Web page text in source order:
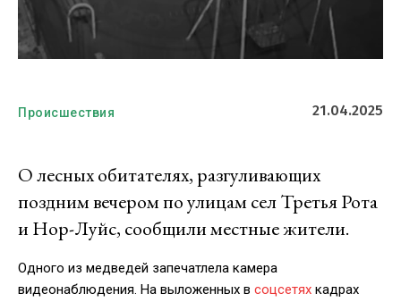
Происшествия 21.04.2025
О лесных обитателях, разгуливающих
поздним вечером по улицам сел Третья Рота
и Нор-Луйс, сообщили местные жители.
Одного из медведей запечатлела камера
видеонаблюдения. На выложенных в соцсетях кадрах